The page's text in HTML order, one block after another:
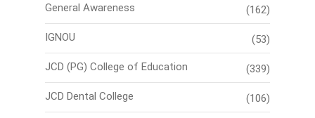
General Awareness (162)
IGNOU (53)
JCD (PG) College of Education (339)
JCD Dental College (106)